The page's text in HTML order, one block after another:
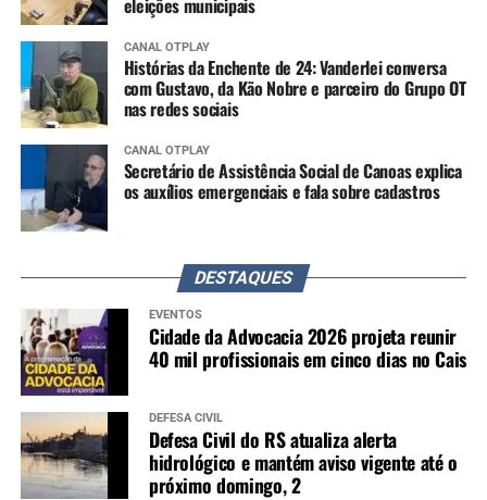
eleições municipais
CANAL OTPLAY
Histórias da Enchente de 24: Vanderlei conversa
com Gustavo, da Kão Nobre e parceiro do Grupo OT
nas redes sociais
CANAL OTPLAY
Secretário de Assistência Social de Canoas explica
os auxílios emergenciais e fala sobre cadastros
DESTAQUES
EVENTOS
Cidade da Advocacia 2026 projeta reunir
40 mil profissionais em cinco dias no Cais
DEFESA CIVIL
Defesa Civil do RS atualiza alerta
hidrológico e mantém aviso vigente até o
próximo domingo, 2